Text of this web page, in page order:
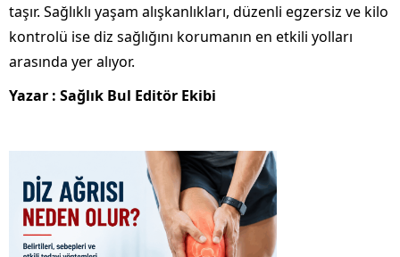
taşır. Sağlıklı yaşam alışkanlıkları, düzenli egzersiz ve kilo
kontrolü ise diz sağlığını korumanın en etkili yolları
arasında yer alıyor.
Yazar : Sağlık Bul Editör Ekibi